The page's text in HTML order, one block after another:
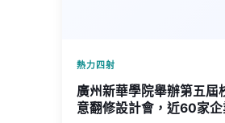
熱力四射
廣州新華學院舉辦第五屆
意翻修設計會，近60家